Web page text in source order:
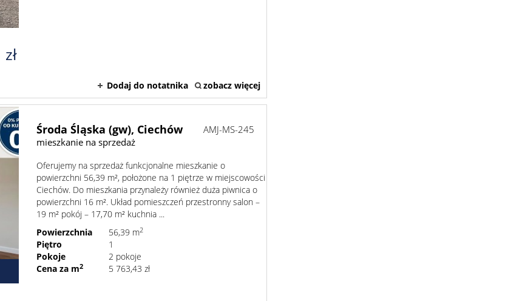
zł
Dodaj do notatnika zobacz więcej
Środa Śląska (gw), Ciechów
mieszkanie na sprzedaż
AMJ-MS-245
Oferujemy na sprzedaż funkcjonalne mieszkanie o
powierzchni 56,39 m², położone na 1 piętrze w miejscowości
Ciechów. Do mieszkania przynależy również duża piwnica o
powierzchni 16 m². Układ pomieszczeń przestronny salon –
19 m² pokój – 17,70 m² kuchnia ...
Powierzchnia
56,39 m2
Piętro
1
Pokoje
2 pokoje
Cena za m2 5 763,43 zł